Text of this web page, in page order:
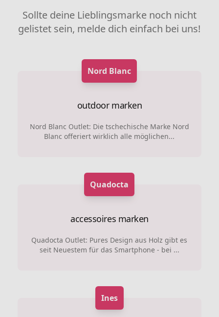
Sollte deine Lieblingsmarke noch nicht
gelistet sein, melde dich einfach bei uns!
Nord Blanc
outdoor marken
Nord Blanc Outlet: Die tschechische Marke Nord
Blanc offeriert wirklich alle möglichen...
Quadocta
accessoires marken
Quadocta Outlet: Pures Design aus Holz gibt es
seit Neuestem für das Smartphone - bei ...
Ines